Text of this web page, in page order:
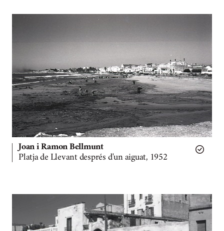
Joan i Ramon Bellmunt
Platja de Llevant després d'un aiguat, 1952